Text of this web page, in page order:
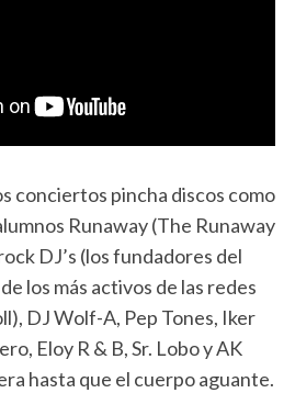
conciertos pincha discos como
Runaway (The Runaway
DJ’s (los fundadores del
los más activos de las redes
DJ Wolf-A, Pep Tones, Iker
Eloy R & B, Sr. Lobo y AK
hasta que el cuerpo aguante.